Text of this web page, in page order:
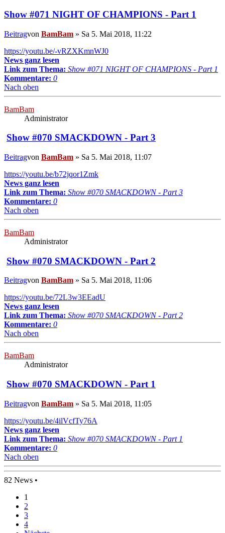
Show #071 NIGHT OF CHAMPIONS - Part 1
Beitragvon BamBam » Sa 5. Mai 2018, 11:22
https://youtu.be/-vRZXKmnWJ0
News ganz lesen
Link zum Thema: Show #071 NIGHT OF CHAMPIONS - Part 1
Kommentare: 0
Nach oben
BamBam
Administrator
Show #070 SMACKDOWN - Part 3
Beitragvon BamBam » Sa 5. Mai 2018, 11:07
https://youtu.be/b72jqor1Zmk
News ganz lesen
Link zum Thema: Show #070 SMACKDOWN - Part 3
Kommentare: 0
Nach oben
BamBam
Administrator
Show #070 SMACKDOWN - Part 2
Beitragvon BamBam » Sa 5. Mai 2018, 11:06
https://youtu.be/72L3w3EEadU
News ganz lesen
Link zum Thema: Show #070 SMACKDOWN - Part 2
Kommentare: 0
Nach oben
BamBam
Administrator
Show #070 SMACKDOWN - Part 1
Beitragvon BamBam » Sa 5. Mai 2018, 11:05
https://youtu.be/4ilVcfTy76A
News ganz lesen
Link zum Thema: Show #070 SMACKDOWN - Part 1
Kommentare: 0
Nach oben
82 News •
1
2
3
4